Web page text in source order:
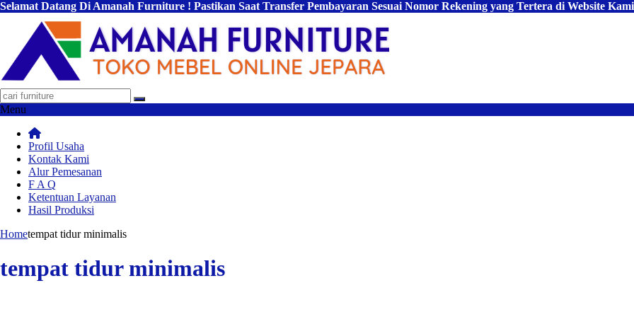
Selamat Datang Di Amanah Furniture ! Pastikan Saat Transfer Pembayaran Sesuai Nomor Rekening yang Tertera di Website
Menu
Profil Usaha
Kontak Kami
Alur Pemesanan
F A Q
Ketentuan Layanan
Hasil Produksi
Hometempat tidur minimalis
tempat tidur minimalis